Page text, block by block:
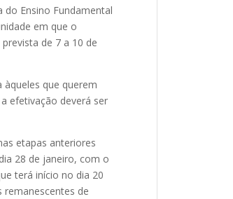
Ensino Fundamental
em que o
de 7 a 10 de
àqueles que querem
efetivação deverá ser
etapas anteriores
28 de janeiro, com o
terá início no dia 20
remanescentes de